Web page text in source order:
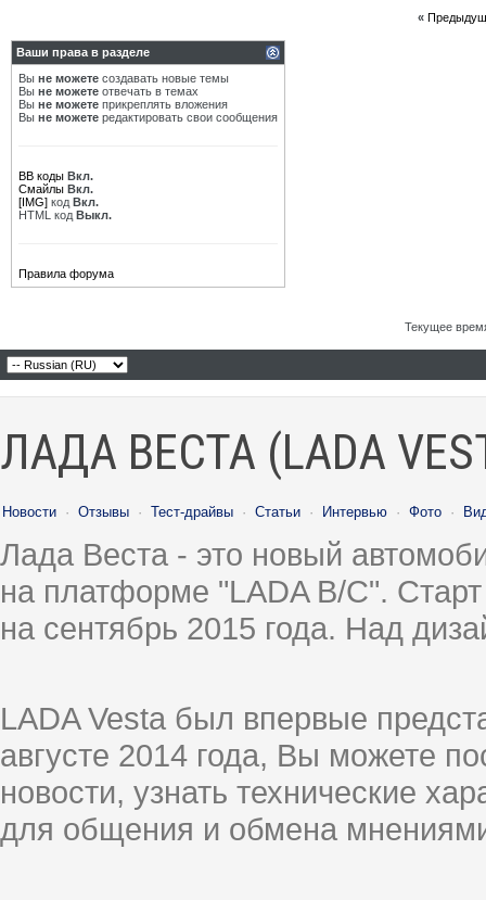
«
Ваши права в разделе
Вы не можете создавать новые темы
Вы не можете отвечать в темах
Вы не можете прикреплять вложения
Вы не можете редактировать свои сообщения
BB коды Вкл.
Смайлы Вкл.
[IMG] код Вкл.
HTML код Выкл.
Правила форума
Текущее
ЛАДА ВЕСТА (LADA
Новости · Отзывы · Тест-драйвы · Статьи · Интервью · Фото ·
Лада Веста - это новый
на платформе "LADA B/C".
на сентябрь 2015 года. Над
LADA Vesta был впервые
августе 2014 года, Вы можете
новости, узнать технические
для общения и обмена